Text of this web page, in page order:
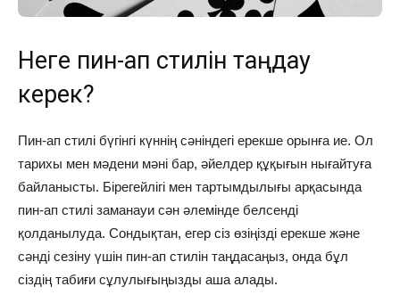
Неге пин-ап стилін таңдау
керек?
Пин-ап стилі бүгінгі күннің сәніндегі ерекше орынға ие. Ол
тарихы мен мәдени мәні бар, әйелдер құқығын нығайтуға
байланысты. Бірегейлігі мен тартымдылығы арқасында
пин-ап стилі заманауи сән әлемінде белсенді
қолданылуда. Сондықтан, егер сіз өзіңізді ерекше және
сәнді сезіну үшін пин-ап стилін таңдасаңыз, онда бұл
сіздің табиғи сұлулығыңызды аша алады.